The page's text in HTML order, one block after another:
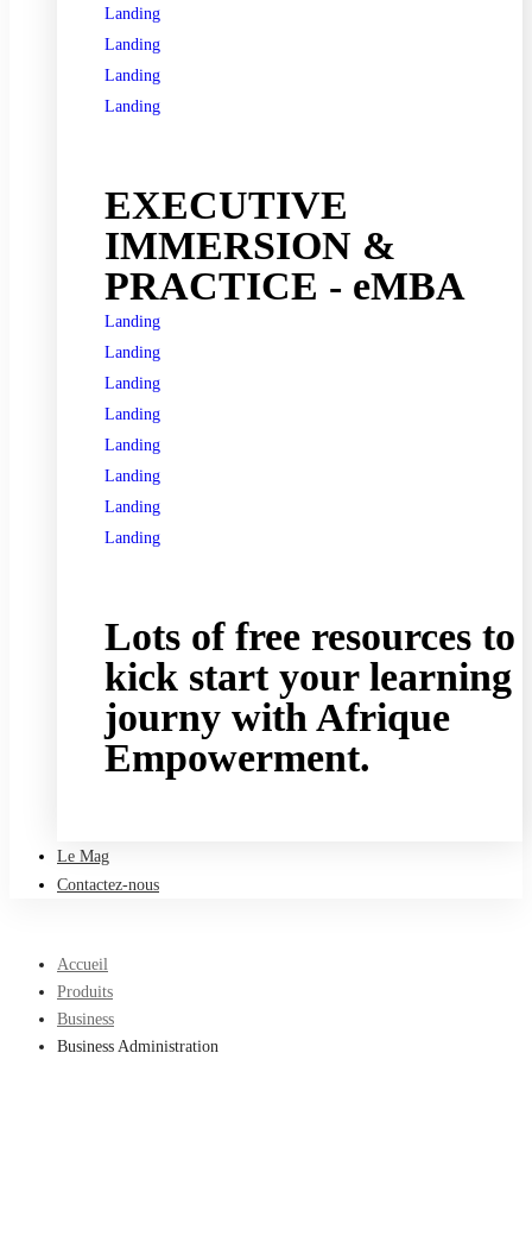
Landing
Landing
Landing
Landing
EXECUTIVE
IMMERSION &
PRACTICE - eMBA
Landing
Landing
Landing
Landing
Landing
Landing
Landing
Landing
Lots of free resources to
kick start your learning
journy with Afrique
Empowerment.
Le Mag
Contactez-nous
Accueil
Produits
Business
Business Administration